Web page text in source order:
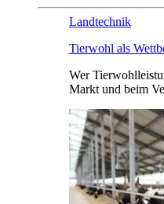
Landtechnik
Tierwohl als
Wer
Markt und beim